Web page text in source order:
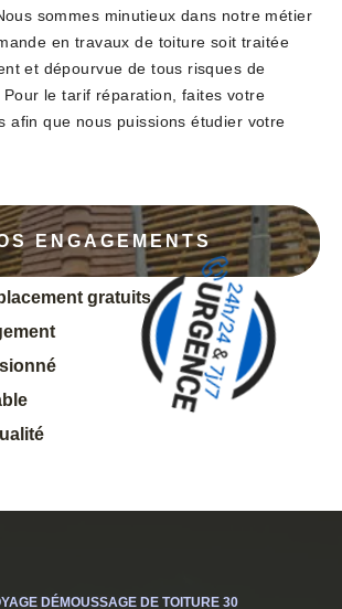
sommes minutieux dans notre métier
en travaux de toiture soit traitée
et dépourvue de tous risques de
le tarif réparation, faites votre
afin que nous puissions étudier votre
ENGAGEMENTS
gratuits
DÉMOUSSAGE DE TOITURE 30